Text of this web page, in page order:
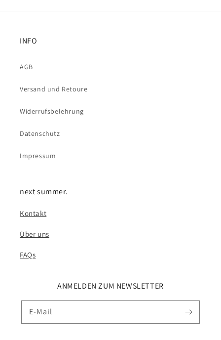
INFO
AGB
Versand und Retoure
Widerrufsbelehrung
Datenschutz
Impressum
next summer.
Kontakt
Über uns
FAQs
ANMELDEN ZUM NEWSLETTER
E-Mail